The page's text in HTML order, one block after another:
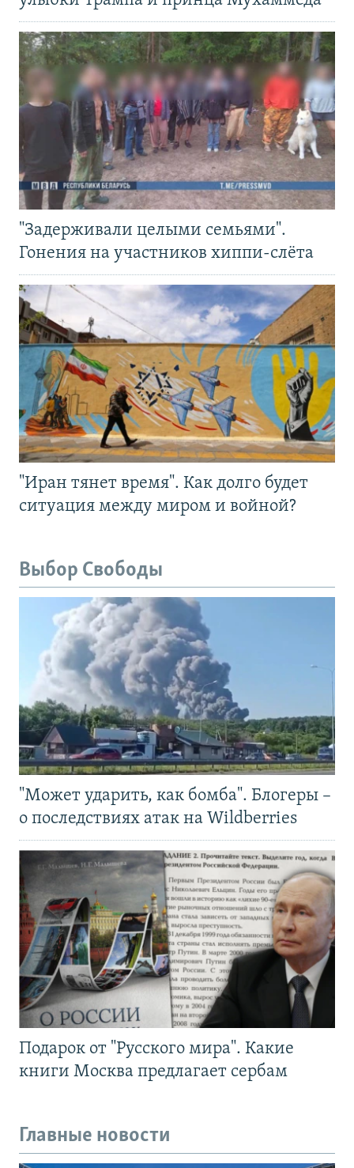
"Задерживали целыми семьями".
Гонения на участников хиппи-слёта
"Иран тянет время". Как долго будет
ситуация между миром и войной?
Выбор Свободы
"Может ударить, как бомба". Блогеры –
о последствиях атак на Wildberries
Подарок от "Русского мира". Какие
книги Москва предлагает сербам
Главные новости